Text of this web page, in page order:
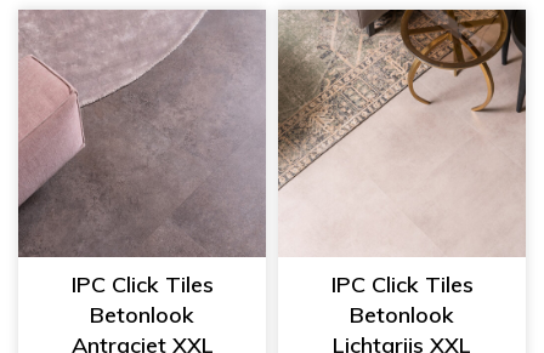
IPC Click Tiles
Betonlook
Antraciet XXL
IPC Click Tiles
Betonlook
Lichtgrijs XXL